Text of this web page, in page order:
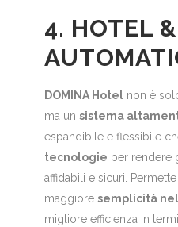
4. HOTEL
DOMINA Hotelnon è
ma un sistema
espandibile e flessibile
tecnologie per rendere
affidabili e sicuri.
maggiore semplicità
migliore efficienza in